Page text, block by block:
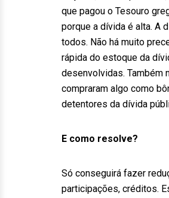
que pagou o Tesouro
porque a dívida é alta. A
todos. Não há muito
rápida do estoque da
desenvolvidas. Também
compraram algo como
detentores da dívida
E como resolve?
Só conseguirá fazer
participações, créditos.